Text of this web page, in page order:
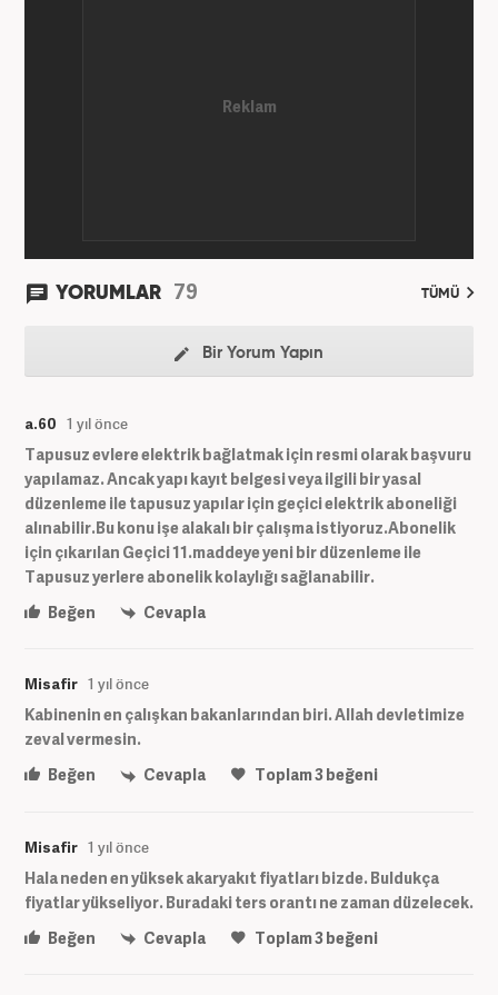
YORUMLAR 79 TÜMÜ
Bir Yorum Yapın
a.60 1 yıl önce
Tapusuz evlere elektrik bağlatmak için resmi olarak başvuru
yapılamaz. Ancak yapı kayıt belgesi veya ilgili bir yasal
düzenleme ile tapusuz yapılar için geçici elektrik aboneliği
alınabilir.Bu konu işe alakalı bir çalışma istiyoruz.Abonelik
için çıkarılan Geçici 11.maddeye yeni bir düzenleme ile
Tapusuz yerlere abonelik kolaylığı sağlanabilir.
Beğen
Cevapla
Misafir 1 yıl önce
Kabinenin en çalışkan bakanlarından biri. Allah devletimize
zeval vermesin.
Beğen
Cevapla Toplam3beğeni
Misafir 1 yıl önce
Hala neden en yüksek akaryakıt fiyatları bizde. Buldukça
fiyatlar yükseliyor. Buradaki ters orantı ne zaman düzelecek.
Beğen
Cevapla Toplam3beğeni